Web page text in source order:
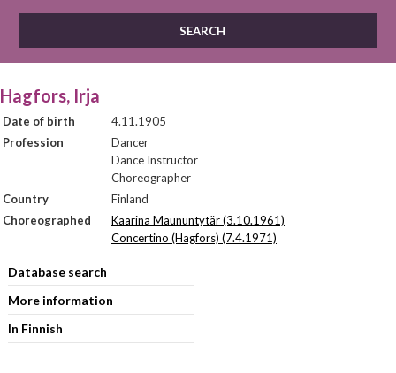
Hagfors, Irja
Date of birth
4.11.1905
Profession
Dancer
Dance Instructor
Choreographer
Country
Finland
Choreographed
Kaarina Maununtytär (3.10.1961)
Concertino (Hagfors) (7.4.1971)
Database search
More information
In Finnish